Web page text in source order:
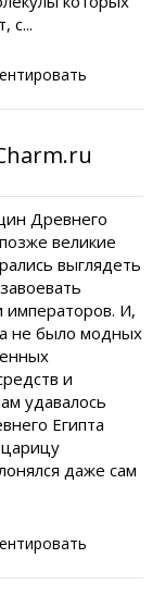
с...
Древнего
великие
выглядеть
И,
не было модных
и
удавалось
Египта
даже сам